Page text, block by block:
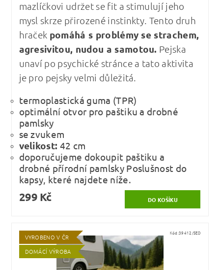
mazlíčkovi udržet se fit a stimulují jeho
mysl skrze přirozené instinkty. Tento druh
hraček pomáhá s problémy se strachem,
agresivitou, nudou a samotou. Pejska
unaví po psychické stránce a tato aktivita
je pro pejsky velmi důležitá.
termoplastická guma (TPR)
optimální otvor pro paštiku a drobné
pamlsky
se zvukem
velikost: 42 cm
doporučujeme dokoupit paštiku a
drobné přírodní pamlsky Poslušnost do
kapsy, které najdete níže.
299 Kč
VYROBENO V ČR
DOMÁCÍ VÝROBA
Kód:39412/SED